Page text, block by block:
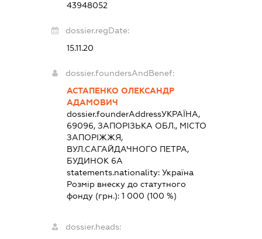
43948052
dossier.regDate:
15.11.20
dossier.foundersAndBenef:
АСТАПЕНКО ОЛЕКСАНДР
АДАМОВИЧ
dossier.founderAddressУКРАЇНА,
69096, ЗАПОРІЗЬКА ОБЛ., МІСТО
ЗАПОРІЖЖЯ,
ВУЛ.САГАЙДАЧНОГО ПЕТРА,
БУДИНОК 6А
statements.nationality:Україна
Розмір внеску до статутного
фонду (грн.):1 000 (100 %)
dossier.heads: